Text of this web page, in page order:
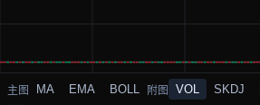
MA EMA
BOLL
VOL SKDJ